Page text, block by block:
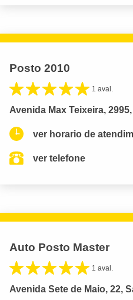
Posto 2010
1 aval.
Avenida Max Teixeira,
ver horario de
ver telefone
Auto Posto Master
1 aval.
Avenida Sete de Maio, 22,